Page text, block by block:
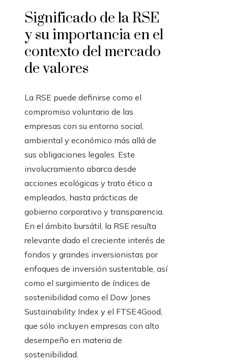
Significado de la RSE
y su importancia en el
contexto del mercado
de valores
La RSE puede definirse como el
compromiso voluntario de las
empresas con su entorno social,
ambiental y económico más allá de
sus obligaciones legales. Este
involucramiento abarca desde
acciones ecológicas y trato ético a
empleados, hasta prácticas de
gobierno corporativo y transparencia.
En el ámbito bursátil, la RSE resulta
relevante dado el creciente interés de
fondos y grandes inversionistas por
enfoques de inversión sustentable, así
como el surgimiento de índices de
sostenibilidad como el Dow Jones
Sustainability Index y el FTSE4Good,
que sólo incluyen empresas con alto
desempeño en materia de
sostenibilidad.